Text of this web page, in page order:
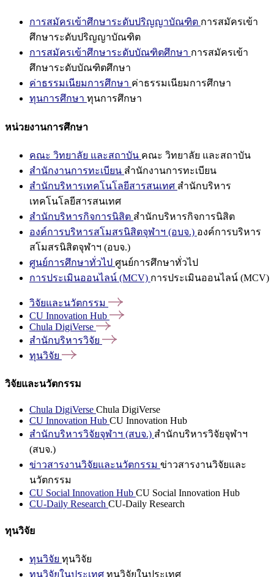
การสมัครเข้าศึกษาระดับปริญญาบัณฑิต การสมัครเข้า
ศึกษาระดับปริญญาบัณฑิต
การสมัครเข้าศึกษาระดับบัณฑิตศึกษา การสมัครเข้า
ศึกษาระดับบัณฑิตศึกษา
ค่าธรรมเนียมการศึกษา ค่าธรรมเนียมการศึกษา
ทุนการศึกษา ทุนการศึกษา
หน่วยงานการศึกษา
คณะ วิทยาลัย และสถาบัน คณะ วิทยาลัย และสถาบัน
สำนักงานการทะเบียน สำนักงานการทะเบียน
สำนักบริหารเทคโนโลยีสารสนเทศ สำนักบริหาร
เทคโนโลยีสารสนเทศ
สำนักบริหารกิจการนิสิต สำนักบริหารกิจการนิสิต
องค์การบริหารสโมสรนิสิตจุฬาฯ (อบจ.) องค์การบริหาร
สโมสรนิสิตจุฬาฯ (อบจ.)
ศูนย์การศึกษาทั่วไป ศูนย์การศึกษาทั่วไป
การประเมินออนไลน์ (MCV) การประเมินออนไลน์ (MCV)
วิจัยและนวัตกรรม
CU Innovation Hub
Chula DigiVerse
สำนักบริหารวิจัย
ทุนวิจัย
วิจัยและนวัตกรรม
Chula DigiVerse Chula DigiVerse
CU Innovation Hub CU Innovation Hub
สำนักบริหารวิจัยจุฬาฯ (สบจ.) สำนักบริหารวิจัยจุฬาฯ
(สบจ.)
ข่าวสารงานวิจัยและนวัตกรรม ข่าวสารงานวิจัยและ
นวัตกรรม
CU Social Innovation Hub CU Social Innovation Hub
CU-Daily Research CU-Daily Research
ทุนวิจัย
ทุนวิจัย ทุนวิจัย
ทุนวิจัยในประเทศ ทุนวิจัยในประเทศ